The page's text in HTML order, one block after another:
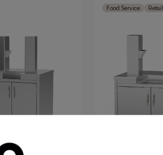
Z40
Food Service Retail